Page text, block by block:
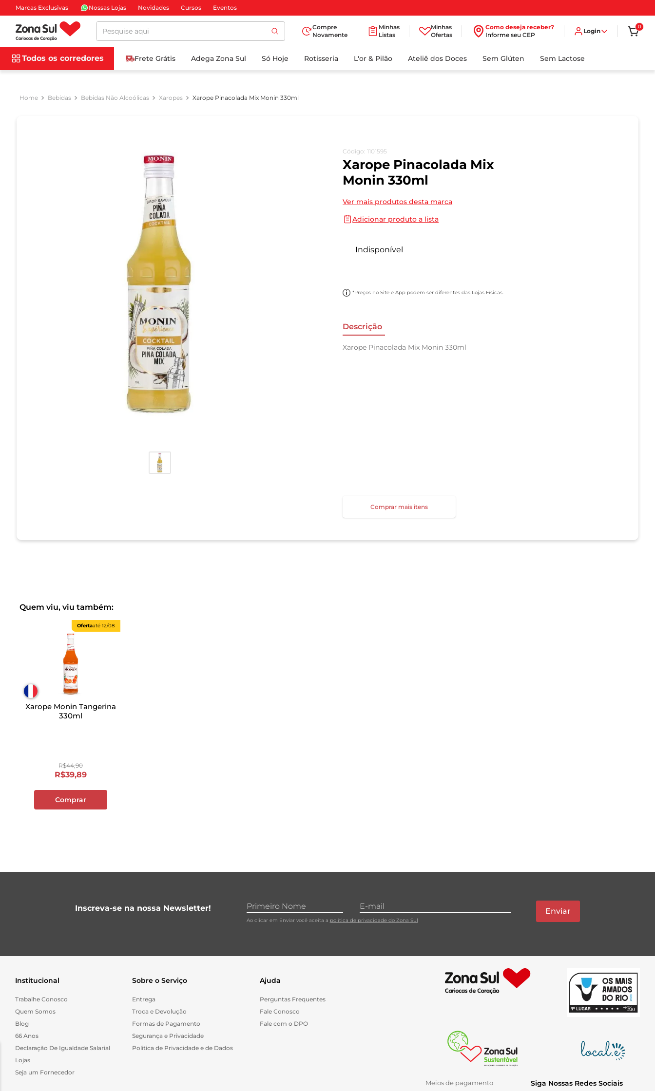
Marcas Exclusivas Nossas Lojas Novidades Cursos Eventos
Pesquise aqui
Compre
Novamente
Minhas
Listas
Minhas
Ofertas
Como deseja receber?
Informe seu CEP
Login
0
Todos os corredores Frete Grátis Adega Zona Sul Só Hoje Rotisseria L'or & Pilão Ateliê dos Doces Sem Glúten Sem Lactose
Bebidas Bebidas Não Alcoólicas Xaropes Xarope Pinacolada Mix Monin 330ml
Código: 1101595
Xarope Pinacolada Mix
Monin 330ml
Ver mais produtos desta marca
Adicionar produto a lista
Indisponível
*Preços no Site e App podem ser diferentes das Lojas Físicas.
Descrição
Xarope Pinacolada Mix Monin 330ml
Comprar mais itens
Quem viu, viu também:
Ofertaaté12/08
Xarope Monin Tangerina
330ml
R$44,90
R$39,89
Comprar
Inscreva-se na nossa Newsletter!
Ao clicar em Enviar você aceita a política de privacidade do Zona Sul
Enviar
Institucional
Trabalhe Conosco
Quem Somos
Blog
66 Anos
Declaração De Igualdade Salarial
Lojas
Seja um Fornecedor
Sobre o Serviço
Entrega
Troca e Devolução
Formas de Pagamento
Segurança e Privacidade
Politica de Privacidade e de Dados
Ajuda
Perguntas Frequentes
Fale Conosco
Fale com o DPO
Meios de pagamento Siga Nossas Redes Sociais
BUSCADOS